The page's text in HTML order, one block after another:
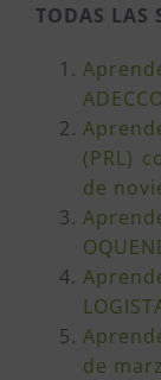
TODAS LAS
(PRL)
de
de